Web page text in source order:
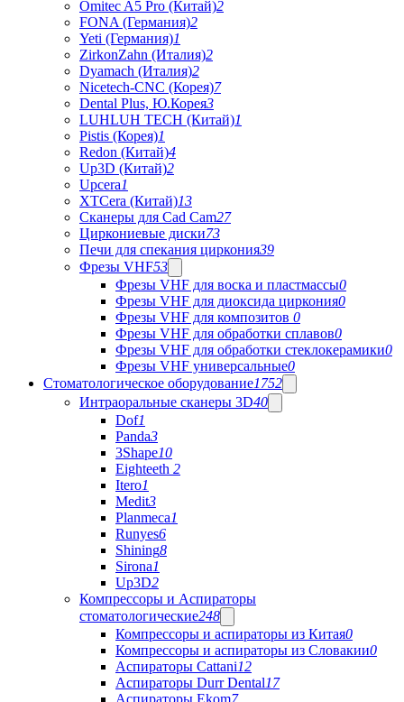
Omitec A5 Pro (Китай)2
FONA (Германия)2
Yeti (Германия)1
ZirkonZahn (Италия)2
Dyamach (Италия)2
Nicetech-CNC (Корея)7
Dental Plus, Ю.Корея3
LUHLUH TECH (Китай)1
Pistis (Корея)1
Redon (Китай)4
Up3D (Китай)2
Upcera1
XTCera (Китай)13
Сканеры для Cad Cam27
Циркониевые диски73
Печи для спекания циркония39
Фрезы VHF53
Фрезы VHF для воска и пластмассы0
Фрезы VHF для диоксида циркония0
Фрезы VHF для композитов 0
Фрезы VHF для обработки сплавов0
Фрезы VHF для обработки стеклокерамики0
Фрезы VHF универсальные0
Стоматологическое оборудование1752
Интраоральные сканеры 3D40
Dof1
Panda3
3Shape10
Eighteeth 2
Itero1
Medit3
Planmeca1
Runyes6
Shining8
Sirona1
Up3D2
Компрессоры и Аспираторы
стоматологические248
Компрессоры и аспираторы из Китая0
Компрессоры и аспираторы из Словакии0
Аспираторы Cattani12
Аспираторы Durr Dental17
Аспираторы Ekom7